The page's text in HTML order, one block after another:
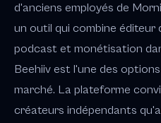
d'anciens employés de
un outil qui combine éditeur
podcast et monétisation
Beehiiv est l'une des
marché. La plateforme
créateurs indépendants